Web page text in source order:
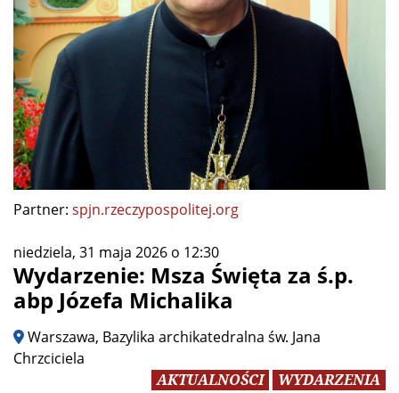
Partner: spjn.rzeczypospolitej.org
niedziela, 31 maja 2026 o 12:30
Wydarzenie: Msza Święta za ś.p.
abp Józefa Michalika
Warszawa, Bazylika archikatedralna św. Jana
Chrzciciela
AKTUALNOŚCI
WYDARZENIA